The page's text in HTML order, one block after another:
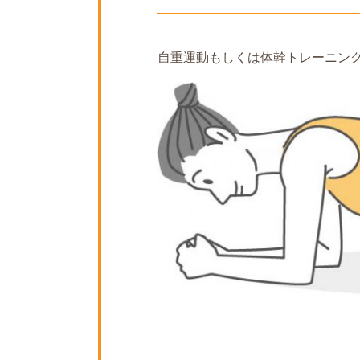
自重運動もしくは体幹トレーニン